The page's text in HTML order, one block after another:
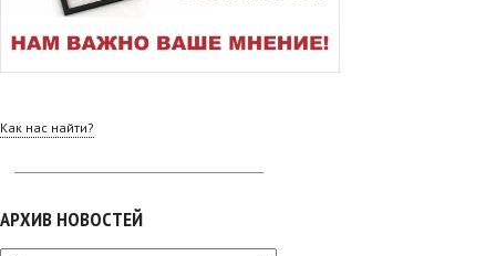
Как нас найти?
АРХИВ НОВОСТЕЙ